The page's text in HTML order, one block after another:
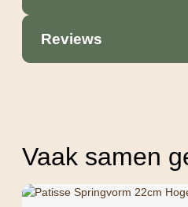
Reviews
Vaak samen